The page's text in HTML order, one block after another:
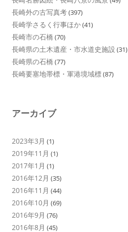
長崎外の古写真考(397)
長崎学さるく行事ほか(41)
長崎市の石橋 (70)
長崎県の土木遺産・市水道史施設 (31)
長崎県の石橋 (77)
長崎要塞地帯標・軍港境域標(87)
アーカイブ
2023年3月 (1)
2019年11月 (1)
2017年1月 (1)
2016年12月 (35)
2016年11月 (44)
2016年10月 (69)
2016年9月 (76)
2016年8月 (45)